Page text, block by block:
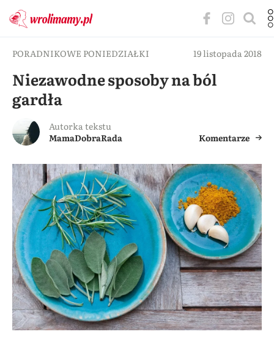
PORADNIKOWE PONIEDZIAŁKI 19 listopada 2018
Niezawodne sposoby na ból
gardła
Autorka tekstu
MamaDobraRada
Komentarze